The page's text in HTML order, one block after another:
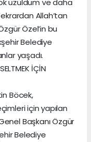
üzüldüm ve daha
Allah’tan
Özel’in bu
Belediye
yaşadı.
İÇİN
Böcek,
için yapılan
Başkanı Özgür
Belediye